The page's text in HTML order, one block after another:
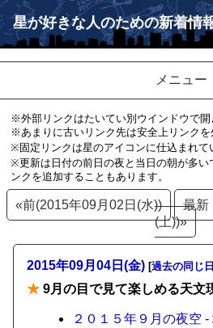
星が好きな人のための新着情
メニュー
※外部リンクはたいてい別ウインドウで開
※あまりに古いリンク先は安全上リンクを
※固定リンクは星のアイコンに仕込まれて
※更新は日付の前日の夜と当日の朝が多い
ンクを追加することもあります。
«前(2015年09月02日(水)) 最新
(土))»
2015年09月04日(金) [過去の同じ日
★ 9月の目で見て楽しめる天文
２０１５年９月の夜空